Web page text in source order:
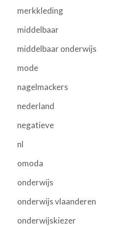
merkkleding
middelbaar
middelbaar onderwijs
mode
nagelmackers
nederland
negatieve
nl
omoda
onderwijs
onderwijs vlaanderen
onderwijskiezer